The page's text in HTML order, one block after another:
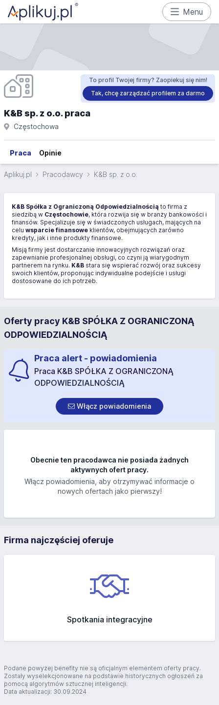
Menu
To profil Twojej firmy? Zaopiekuj się nim!
Tak, chcę zarządzać profilem za darmo
K&B sp. z o.o. praca
Częstochowa
Praca Opinie
Aplikuj.pl Pracodawcy K&B sp. z o.o.
K&B Spółka z Ograniczoną Odpowiedzialnością to firma z
siedzibą w Częstochowie, która rozwija się w branży bankowości i
finansów. Specjalizuje się w świadczonych usługach, mających na
celu wsparcie finansowe klientów, obejmujących zarówno
kredyty, jak i inne produkty finansowe.
Misją firmy jest dostarczanie innowacyjnych rozwiązań oraz
zapewnianie profesjonalnej obsługi, co czyni ją wiarygodnym
partnerem na rynku. K&B stara się wspierać rozwój oraz sukcesy
swoich klientów, proponując indywidualne podejście i usługi
dostosowane do ich potrzeb.
Oferty pracy K&B SPÓŁKA Z OGRANICZONĄ
ODPOWIEDZIALNOŚCIĄ
Praca alert - powiadomienia
Praca K&B SPÓŁKA Z OGRANICZONĄ
ODPOWIEDZIALNOŚCIĄ
Włącz powiadomienia
Obecnie ten pracodawca nie posiada żadnych
aktywnych ofert pracy.
Włącz powiadomienia, aby otrzymywać informacje o
nowych ofertach jako pierwszy!
Firma najczęściej oferuje
Spotkania integracyjne
Podane powyżej benefity nie są oficjalnym elementem oferty pracy.
Zostały wyselekcjonowane na podstawie historycznych ogłoszeń za
pomocą algorytmów sztucznej inteligencji.
Data aktualizacji: 30.09.2024